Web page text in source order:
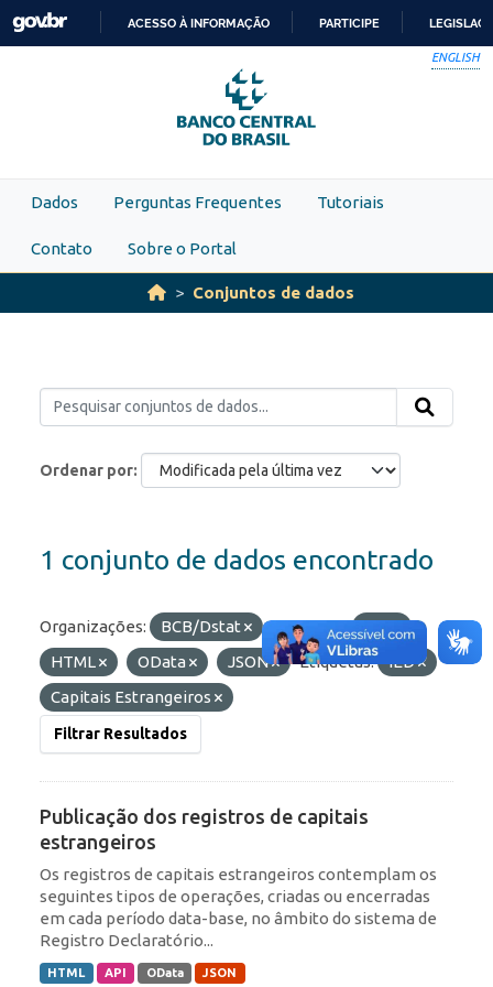
Skip to main content
PARA
O
CONTEÚDO
ACESSO À INFORMAÇÃO PARTICIPE
ENGLISH
Dados Perguntas Frequentes Tutoriais
Contato Sobre o Portal
Conjuntos de dados
Ordenar por
1 conjunto de dados encontrado
Organizações: BCB/Dstat Formatos:
API
HTML
OData JSON Etiquetas:
IED
Capitais Estrangeiros
Filtrar Resultados
Publicação dos registros de capitais
estrangeiros
Os registros de capitais estrangeiros contemplam os
seguintes tipos de operações, criadas ou encerradas
em cada período data-base, no âmbito do sistema de
Registro Declaratório...
HTML API OData JSON